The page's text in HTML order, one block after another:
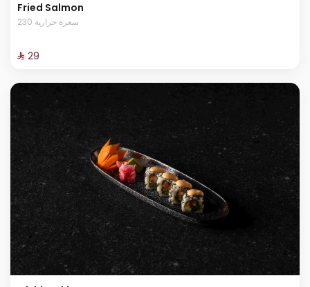
Fried Salmon
230 سعرة حرارية
⁨⁦‪‬ 29⁩